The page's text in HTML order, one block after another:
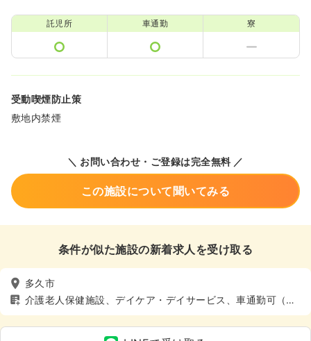
託児所 車通勤 寮
受動喫煙防止策
敷地内禁煙
＼ お問い合わせ・ご登録は完全無料 ／
この施設について聞いてみる
条件が似た施設の新着求人を受け取る
多久市
介護老人保健施設、デイケア・デイサービス、車通勤可（駐
車場有）、託児所あり